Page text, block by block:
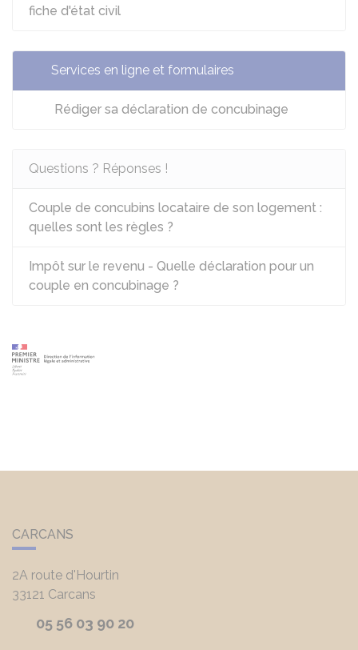
fiche d'état civil
Services en ligne et formulaires
Rédiger sa déclaration de concubinage
Questions ? Réponses !
Couple de concubins locataire de son logement :
quelles sont les règles ?
Impôt sur le revenu - Quelle déclaration pour un
couple en concubinage ?
CARCANS
2A route d'Hourtin
33121 Carcans
05 56 03 90 20